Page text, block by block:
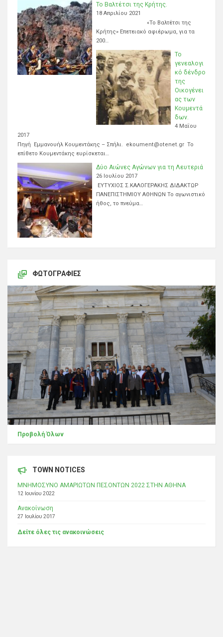
Το Βαλτέτσι της Κρήτης.
18 Απριλίου 2021
«Το Βαλτέτσι της
Κρήτης» Επετειακό αφιέρωμα, για τα
200…
Το
γενεαλογι
κό δένδρο
της
Οικογένει
ας των
Κουμεντά
δων.
4 Μαΐου
2017
Πηγή Εμμανουήλ Κουμεντάκης – Σπήλι. ekoument@otenet.gr Το
επίθετο Κουμεντάκης ευρίσκεται…
Δύο Αιώνες Αγώνων για τη Λευτεριά
26 Ιουλίου 2017
ΕΥΤΥΧΙΟΣ Σ.ΚΑΛΟΓΕΡΑΚΗΣ ΔΙΔΑΚΤΩΡ
ΠΑΝΕΠΙΣΤΗΜΙΟΥ ΑΘΗΝΩΝ Το αγωνιστικό
ήθος, το πνεύμα…
ΦΩΤΟΓΡΑΦΊΕΣ
Προβολή Όλων
TOWN NOTICES
ΜΝΗΜΟΣΥΝΟ ΑΜΑΡΙΩΤΩΝ ΠΕΣΟΝΤΩΝ 2022 ΣΤΗΝ ΑΘΗΝΑ
12 Ιουνίου 2022
Ανακοίνωση
27 Ιουλίου 2017
Δείτε όλες τις ανακοινώσεις